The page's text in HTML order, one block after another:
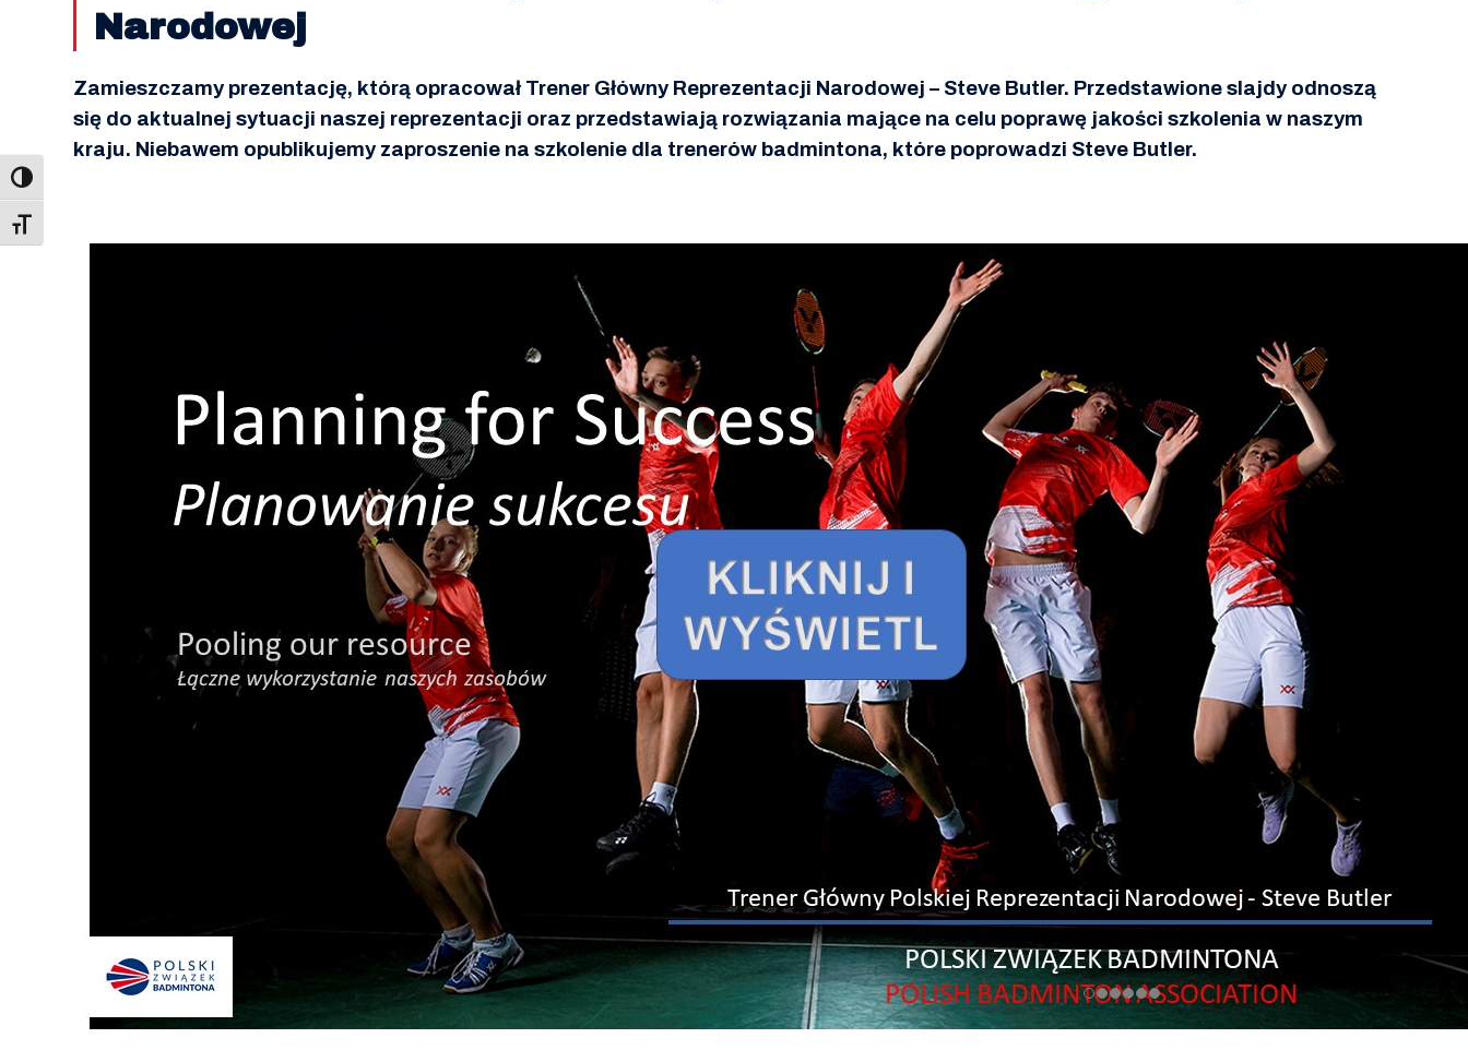
Toggle Font size
Narodowej
Zamieszczamy prezentację, którą opracował Trener Główny Reprezentacji Narodowej – Steve Butler. Przedstawione slajdy odnoszą
się do aktualnej sytuacji naszej reprezentacji oraz przedstawiają rozwiązania mające na celu poprawę jakości szkolenia w naszym
kraju. Niebawem opublikujemy zaproszenie na szkolenie dla trenerów badmintona, które poprowadzi Steve Butler.